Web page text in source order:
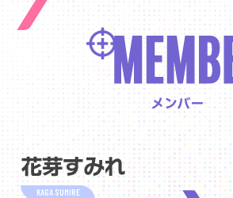
メンバー
KAGA SUMIRE